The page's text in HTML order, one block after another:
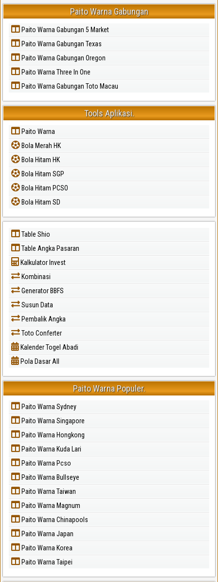
Paito Warna Gabungan
Paito Warna Gabungan 5 Market
Paito Warna Gabungan Texas
Paito Warna Gabungan Oregon
Paito Warna Three In One
Paito Warna Gabungan Toto Macau
Tools Aplikasi.
Paito Warna
Bola Merah HK
Bola Hitam HK
Bola Hitam SGP
Bola Hitam PCSO
Bola Hitam SD
Table Shio
Table Angka Pasaran
Kalkulator Invest
Kombinasi
Generator BBFS
Susun Data
Pembalik Angka
Toto Conferter
Kalender Togel Abadi
Pola Dasar All
Paito Warna Populer.
Paito Warna Sydney
Paito Warna Singapore
Paito Warna Hongkong
Paito Warna Kuda Lari
Paito Warna Pcso
Paito Warna Bullseye
Paito Warna Taiwan
Paito Warna Magnum
Paito Warna Chinapools
Paito Warna Japan
Paito Warna Korea
Paito Warna Taipei